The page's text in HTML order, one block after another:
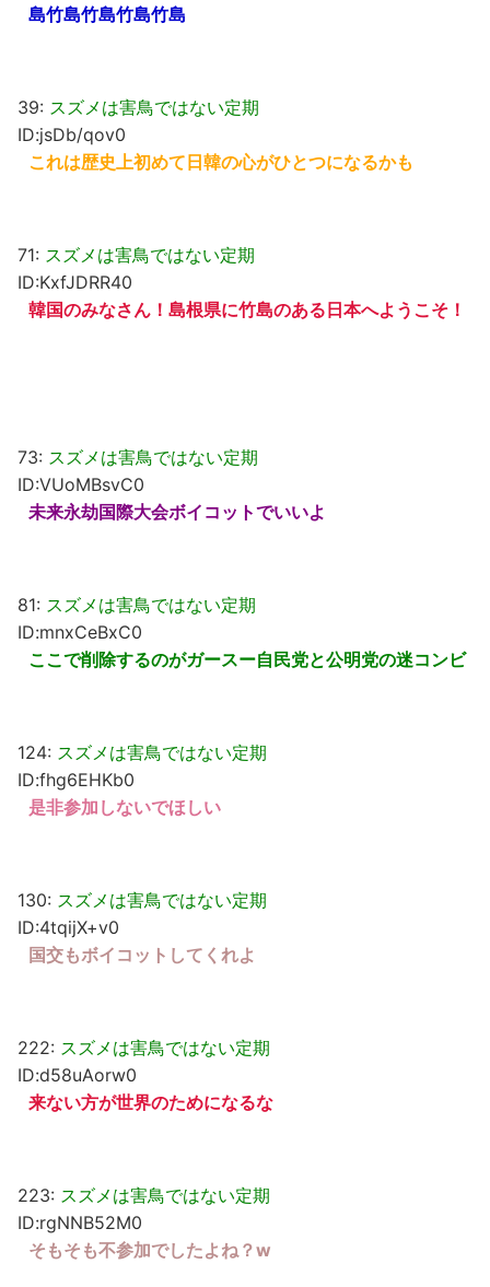
島竹島竹島竹島竹島
39: スズメは害鳥ではない定期
ID:jsDb/qov0
これは歴史上初めて日韓の心がひとつになるかも
71: スズメは害鳥ではない定期
ID:KxfJDRR40
韓国のみなさん！島根県に竹島のある日本へようこそ！
73: スズメは害鳥ではない定期
ID:VUoMBsvC0
未来永劫国際大会ボイコットでいいよ
81: スズメは害鳥ではない定期
ID:mnxCeBxC0
ここで削除するのがガースー自民党と公明党の迷コンビ
124: スズメは害鳥ではない定期
ID:fhg6EHKb0
是非参加しないでほしい
130: スズメは害鳥ではない定期
ID:4tqijX+v0
国交もボイコットしてくれよ
222: スズメは害鳥ではない定期
ID:d58uAorw0
来ない方が世界のためになるな
223: スズメは害鳥ではない定期
ID:rgNNB52M0
そもそも不参加でしたよね？w